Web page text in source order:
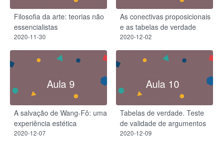
Filosofia da arte: teorias não
essencialistas
2020-11-30
As conectivas proposicionais
e as tabelas de verdade
2020-12-02
Aula 9
A salvação de Wang-Fô: uma
experiência estética
2020-12-07
Aula 10
Tabelas de verdade. Teste
de validade de argumentos
2020-12-09